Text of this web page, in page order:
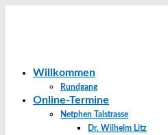
Willkommen
Rundgang
Online-Termine
Netphen Talstrasse
Dr. Wilhelm Litz